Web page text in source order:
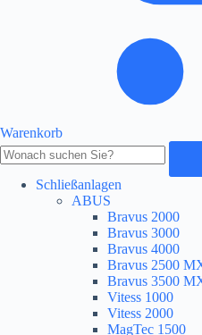
Warenkorb
Produkte
durchsuchen
Schließanlagen
ABUS
Bravus 2000
Bravus 3000
Bravus 4000
Bravus 2500
Bravus 3500
Vitess 1000
Vitess 2000
MagTec 1500